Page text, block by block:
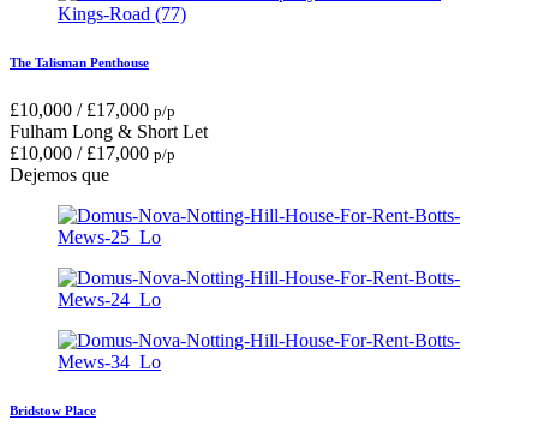
The Talisman Penthouse
£10,000 / £17,000 p/p
Fulham Long & Short Let
£10,000 / £17,000 p/p
Dejemos que
Bridstow Place